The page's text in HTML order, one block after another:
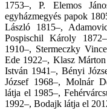
1753–, P. Elemos
egyházmegyés papok
László 1815–,
Pospischil Károly
1910–, Stermeczky
Ede 1922–, Klasz
István 1941–, Bényi
József 1968–, Molnár
látja el 1985–,
1992–, Bodajk látja el